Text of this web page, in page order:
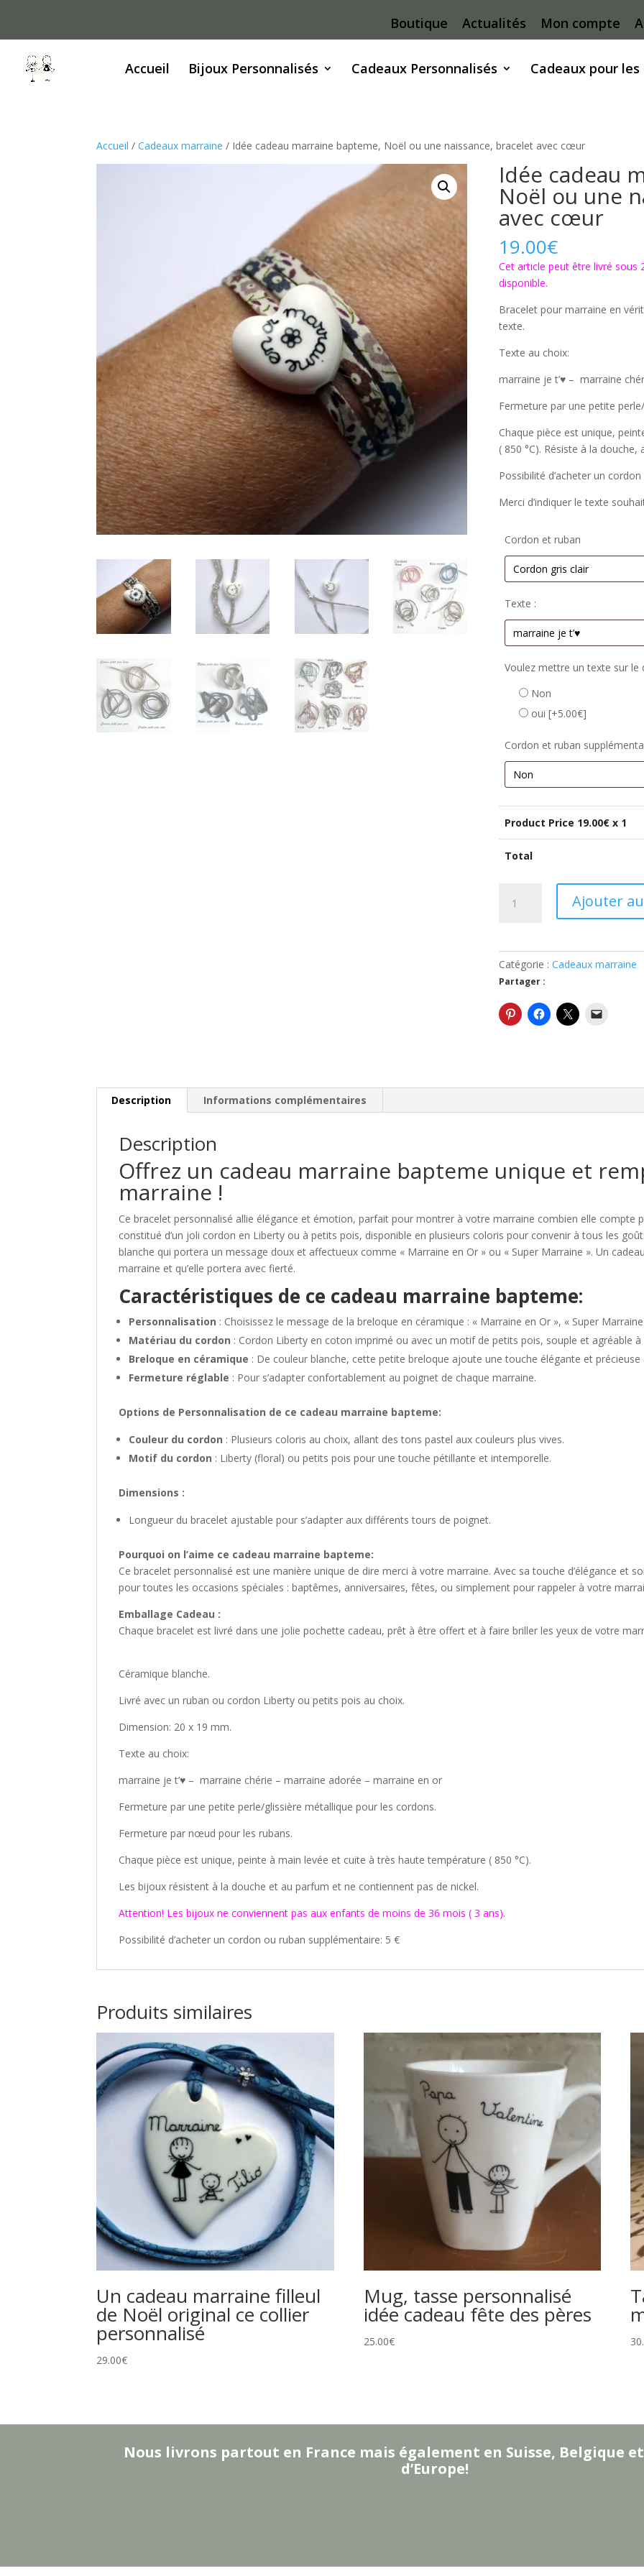
Boutique Actualités Mon compte
Accueil
Bijoux Personnalisés Cadeaux Personnalisés Cadeaux pour les
Accueil /Cadeaux marraine / Idée cadeau marraine bapteme, Noël ou une naissance, bracelet avec cœur
Idée cadeau
Noël ou une
avec cœur
19.00€
Cet article peut être livré sous
disponible.
Bracelet pour marraine en
texte.
Texte au choix:
marraine je t’♥ – marraine
Fermeture par une petite
Chaque pièce est unique,
( 850 °C). Résiste à la douche,
Possibilité d’acheter un
Merci d’indiquer le texte
Cordon et ruban
Texte :
Voulez mettre un texte sur le
Non
oui [+5.00€]
Cordon et ruban
Product Price 19.00€ x 1
Total
marraine
bapteme,
ou
une
cœur
Ajouter
Catégorie : Cadeaux marraine
Partager :
Description Informations complémentaires
Description
Offrez un cadeau marraine bapteme unique et
marraine !
Ce bracelet personnalisé allie élégance et émotion, parfait pour montrer à votre marraine combien elle compte
constitué d’un joli cordon en Liberty ou à petits pois, disponible en plusieurs coloris pour convenir à tous les
blanche qui portera un message doux et affectueux comme « Marraine en Or » ou « Super Marraine ». Un
marraine et qu’elle portera avec fierté.
Caractéristiques de ce cadeau marraine bapteme:
Personnalisation : Choisissez le message de la breloque en céramique : « Marraine en Or », « Super
Matériau du cordon : Cordon Liberty en coton imprimé ou avec un motif de petits pois, souple et agréable à
Breloque en céramique : De couleur blanche, cette petite breloque ajoute une touche élégante et précieuse
Fermeture réglable : Pour s’adapter confortablement au poignet de chaque marraine.
Options de Personnalisation de ce cadeau marraine bapteme:
Couleur du cordon : Plusieurs coloris au choix, allant des tons pastel aux couleurs plus vives.
Motif du cordon : Liberty (floral) ou petits pois pour une touche pétillante et intemporelle.
Dimensions :
Longueur du bracelet ajustable pour s’adapter aux différents tours de poignet.
Pourquoi on l’aime ce cadeau marraine bapteme:
Ce bracelet personnalisé est une manière unique de dire merci à votre marraine. Avec sa touche d’élégance et
pour toutes les occasions spéciales : baptêmes, anniversaires, fêtes, ou simplement pour rappeler à votre
Emballage Cadeau :
Chaque bracelet est livré dans une jolie pochette cadeau, prêt à être offert et à faire briller les yeux de votre
Céramique blanche.
Livré avec un ruban ou cordon Liberty ou petits pois au choix.
Dimension: 20 x 19 mm.
Texte au choix:
marraine je t’♥ – marraine chérie – marraine adorée – marraine en or
Fermeture par une petite perle/glissière métallique pour les cordons.
Fermeture par nœud pour les rubans.
Chaque pièce est unique, peinte à main levée et cuite à très haute température ( 850 °C).
Les bijoux résistent à la douche et au parfum et ne contiennent pas de nickel.
Attention! Les bijoux ne conviennent pas aux enfants de moins de 36 mois ( 3 ans).
Possibilité d’acheter un cordon ou ruban supplémentaire: 5 €
Produits similaires
Un cadeau marraine filleul
de Noël original ce collier
personnalisé
29.00€
Mug, tasse personnalisé
idée cadeau fête des pères
25.00€
Nous livrons partout en France mais également en Suisse, Belgique et
d’Europe!